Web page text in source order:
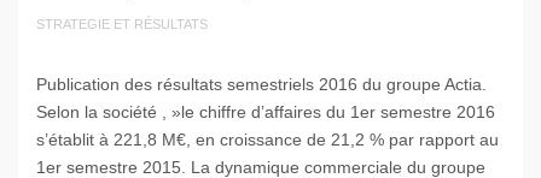
STRATEGIE ET RÉSULTATS
Publication des résultats semestriels 2016 du groupe Actia.
Selon la société , »le chiffre d’affaires du 1er semestre 2016
s’établit à 221,8 M€, en croissance de 21,2 % par rapport au
1er semestre 2015. La dynamique commerciale du groupe